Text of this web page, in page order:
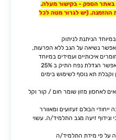
באתר הספק - בקישור מעלה.
ההזמנה. (יש לגרור מטה לכל
הניתנת לניתוק
נשיאה על הגב ללא הפרעות,
איכותיים ועמידים במיוחד
הגדלת נפח התיק ב 25%
תא נוסף לשימוש בימים
לאחסון מזון שומר חום / קור וקל
הבולם זעזועים ומאוורר
זיעה מגב התלמיד/ה. עשוי
על פי מידת התלמיד/ה